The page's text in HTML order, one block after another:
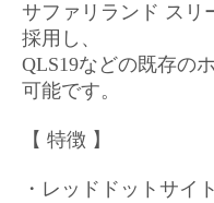
サファリランド スリ
採用し、
QLS19などの既存の
可能です。
【 特徴 】
・レッドドットサイ